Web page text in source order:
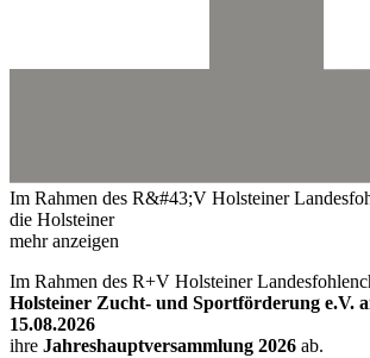
Im Rahmen des R&#43;V Holsteiner
die Holsteiner
mehr anzeigen
Im Rahmen des R+V Holsteiner
Holsteiner Zucht- und Sportförderung e.V.
15.08.2026
ihre Jahreshauptversammlung 2026 ab.